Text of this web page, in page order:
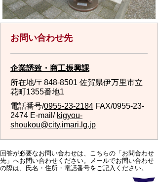
お問い合わせ先
企業誘致・商工振興課
所在地/〒848-8501 佐賀県伊万里市立
花町1355番地1
電話番号/0955-23-2184 FAX/0955-23-
2474 E-mail/ kigyou-
shoukou@city.imari.lg.jp
回答が必要なお問い合わせは、こちらの「お問合わせ
先」へお問い合わせください。メールでお問い合わせ
の際は、氏名・住所・電話番号をご記入ください。